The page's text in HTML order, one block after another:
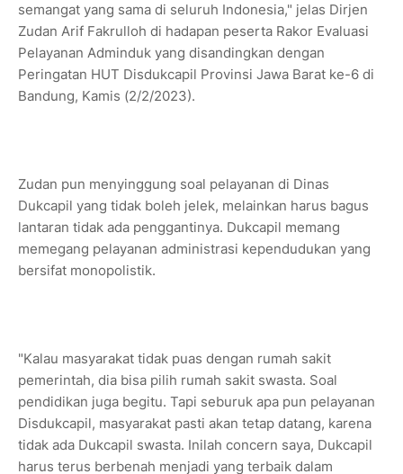
semangat yang sama di seluruh Indonesia," jelas Dirjen
Zudan Arif Fakrulloh di hadapan peserta Rakor Evaluasi
Pelayanan Adminduk yang disandingkan dengan
Peringatan HUT Disdukcapil Provinsi Jawa Barat ke-6 di
Bandung, Kamis (2/2/2023).
Zudan pun menyinggung soal pelayanan di Dinas
Dukcapil yang tidak boleh jelek, melainkan harus bagus
lantaran tidak ada penggantinya. Dukcapil memang
memegang pelayanan administrasi kependudukan yang
bersifat monopolistik.
"Kalau masyarakat tidak puas dengan rumah sakit
pemerintah, dia bisa pilih rumah sakit swasta. Soal
pendidikan juga begitu. Tapi seburuk apa pun pelayanan
Disdukcapil, masyarakat pasti akan tetap datang, karena
tidak ada Dukcapil swasta. Inilah concern saya, Dukcapil
harus terus berbenah menjadi yang terbaik dalam